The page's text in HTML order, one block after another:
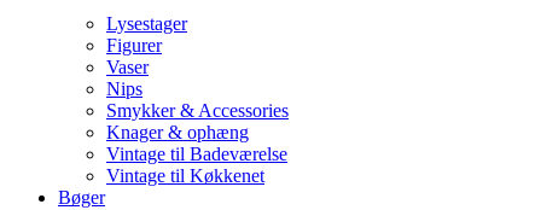
Lysestager
Figurer
Vaser
Nips
Smykker & Accessories
Knager & ophæng
Vintage til Badeværelse
Vintage til Køkkenet
Bøger